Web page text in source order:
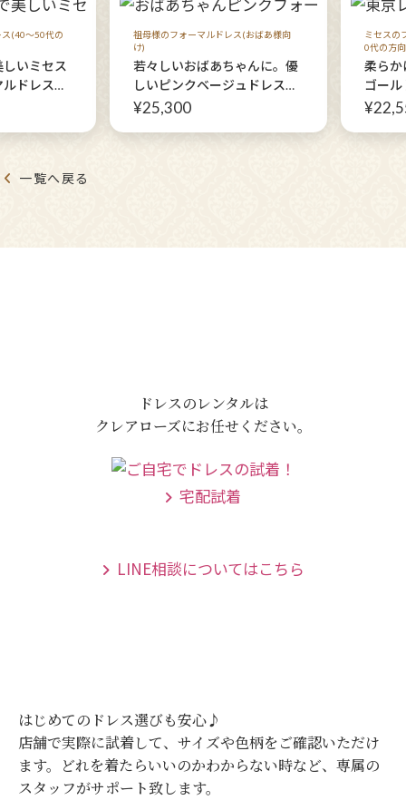
(40～50代の
いミセス
ドレス
祖母様のフォーマルドレス(おばあ様向
け)
若々しいおばあちゃんに。優
しいピンクベージュドレスと
華やかジャケットの2点セッ
¥25,300
ミセスの
0代の方
柔らか
ゴー
【マキ
一覧へ戻る
ドレスのレンタルは
クレアローズにお任せください。
宅配試着
LINE相談についてはこちら
はじめてのドレス選びも安心♪
店舗で実際に試着して、サイズや色柄をご確認いただけ
ます。
どれを着たらいいのかわからない時など、専属の
スタッフがサポート致します。